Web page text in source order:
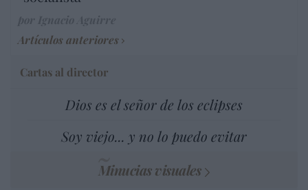
Artículos anteriores
Cartas al director
Dios es el señor de los eclipses
Soy viejo... y no lo puedo evitar
Minucias visuales